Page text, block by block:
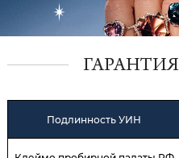
Подлинность УИН